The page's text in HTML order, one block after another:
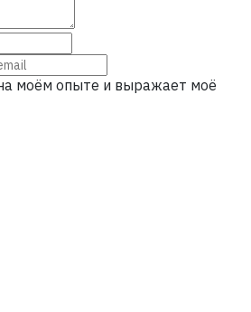
моём опыте и выражает моё